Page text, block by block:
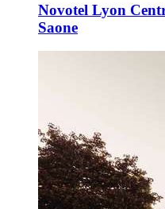
Novotel Lyon
Saone